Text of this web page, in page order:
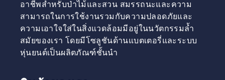
ต้องการ
ด้วยการ
เผาไหม้ที่
มี
ประสิทธิภาพ
สูง
ควรตัด
แบบสั้น
ในระยะ
ที่ห่างจาก
ลำต้นไม่
ต้องการ
สูงที่สุด
ของเรา
อาชีพสำหรับป่าไม้และสวน สมรรถนะและความ
สามารถในการใช้งานรวมกับความปลอดภัยและ
ความเอาใจใส่ในสิ่งแวดล้อมมีอยู่ในนวัตกรรมล้ำ
สมัยของเรา โดยมีโซลูชันด้านแบตเตอรี่และระบบ
หุ่นยนต์เป็นผลิตภัณฑ์ชั้นนำ